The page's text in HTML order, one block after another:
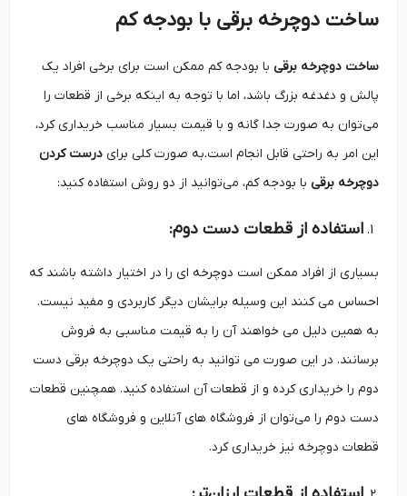
ساخت دوچرخه برقی با بودجه کم
ساخت دوچرخه برقی با بودجه کم ممکن است برای برخی افراد یک
پالش و دغدغه بزرگ باشد، اما با توجه به اینکه برخی از قطعات را
می‌توان به صورت جدا گانه و با قیمت بسیار مناسب خریداری کرد،
این امر به راحتی قابل انجام است.به صورت کلی برای درست کردن
دوچرخه برقی با بودجه کم، می‌توانید از دو روش استفاده کنید:
استفاده از قطعات دست دوم:
بسیاری از افراد ممکن است دوچرخه ‌ای را در اختیار داشته باشند که
احساس می کنند این وسیله برایشان دیگر کاربردی و مفید نیست.
به همین دلیل می خواهند آن را به قیمت مناسبی به فروش
برسانند. در این صورت می توانید به راحتی یک دوچرخه برقی دست
دوم را خریداری کرده و از قطعات آن استفاده کنید. همچنین قطعات
دست دوم را می‌توان از فروشگاه ‌های آنلاین و فروشگاه‌ های
قطعات دوچرخه نیز خریداری کرد.